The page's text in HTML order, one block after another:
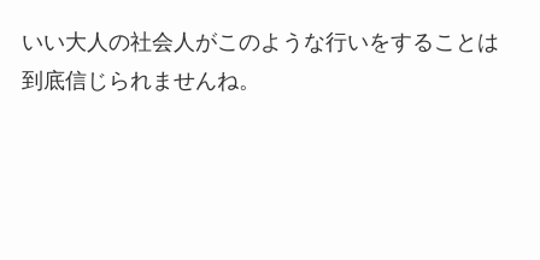
いい大人の社会人がこのような行いをすることは
到底信じられませんね。